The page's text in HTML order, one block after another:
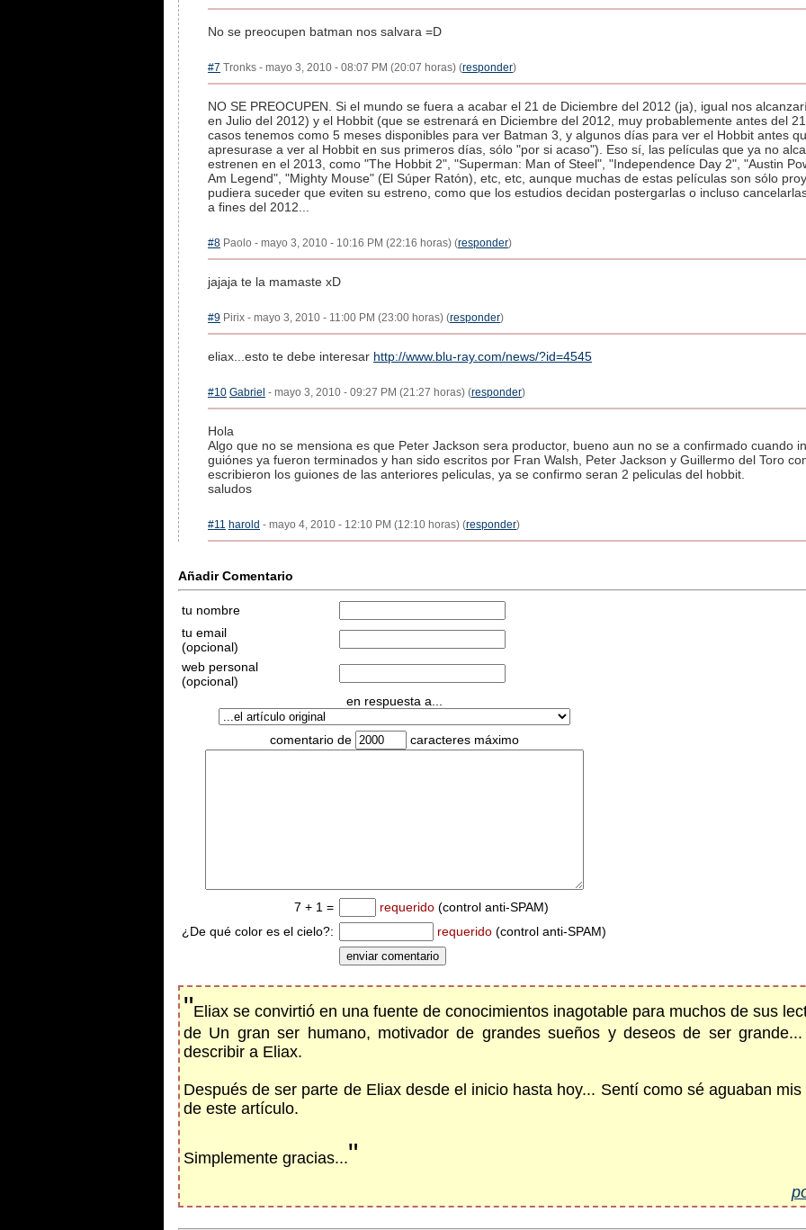
No se preocupen batman nos salvara =D
#7 Tronks - mayo 3, 2010 - 08:07 PM (20:07 horas) (responder)
NO SE PREOCUPEN. Si el mundo se fuera a acabar el 21 de Diciembre del 2012 (ja), igual nos
en Julio del 2012) y el Hobbit (que se estrenará en Diciembre del 2012, muy probablemente antes del
casos tenemos como 5 meses disponibles para ver Batman 3, y algunos días para ver el Hobbit antes
apresurase a ver al Hobbit en sus primeros días, sólo "por si acaso"). Eso sí, las películas que ya no
estrenen en el 2013, como "The Hobbit 2", "Superman: Man of Steel", "Independence Day 2", "Austin
Am Legend", "Mighty Mouse" (El Súper Ratón), etc, etc, aunque muchas de estas películas son sólo
pudiera suceder que eviten su estreno, como que los estudios decidan postergarlas o incluso
a fines del 2012...
#8 Paolo - mayo 3, 2010 - 10:16 PM (22:16 horas) (responder)
jajaja te la mamaste xD
#9 Pirix - mayo 3, 2010 - 11:00 PM (23:00 horas) (responder)
eliax...esto te debe interesar http://www.blu-ray.com/news/?id=4545
#10 Gabriel - mayo 3, 2010 - 09:27 PM (21:27 horas) (responder)
Hola
Algo que no se mensiona es que Peter Jackson sera productor, bueno aun no se a confirmado cuando
guiónes ya fueron terminados y han sido escritos por Fran Walsh, Peter Jackson y Guillermo del Toro
escribieron los guiones de las anteriores peliculas, ya se confirmo seran 2 peliculas del hobbit.
saludos
#11 harold - mayo 4, 2010 - 12:10 PM (12:10 horas) (responder)
Añadir Comentario
tu nombre
tu email
(opcional)
web personal
(opcional)
en respuesta a...
comentario de caracteres máximo
7 + 1 = requerido (control anti-SPAM)
¿De qué color es el cielo?:
requerido (control anti-SPAM)
"Eliax se convirtió en una fuente de conocimientos inagotable para muchos de sus
de Un gran ser humano, motivador de grandes sueños y deseos de ser
describir a Eliax.
Después de ser parte de Eliax desde el inicio hasta hoy... Sentí como sé aguaban
de este artículo.
Simplemente gracias..."